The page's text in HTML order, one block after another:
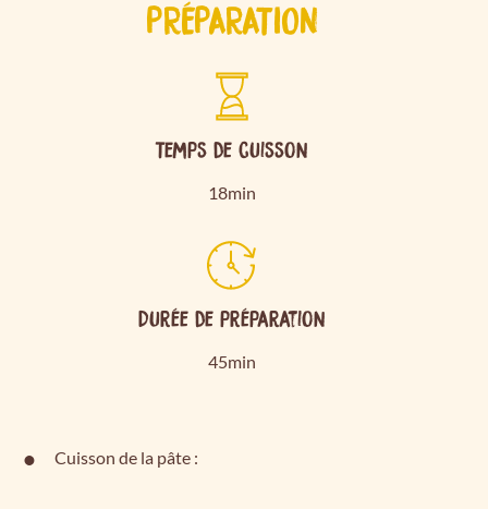
PRÉPARATION
Temps de cuisson
18min
Durée de préparation
45min
Cuisson de la pâte :